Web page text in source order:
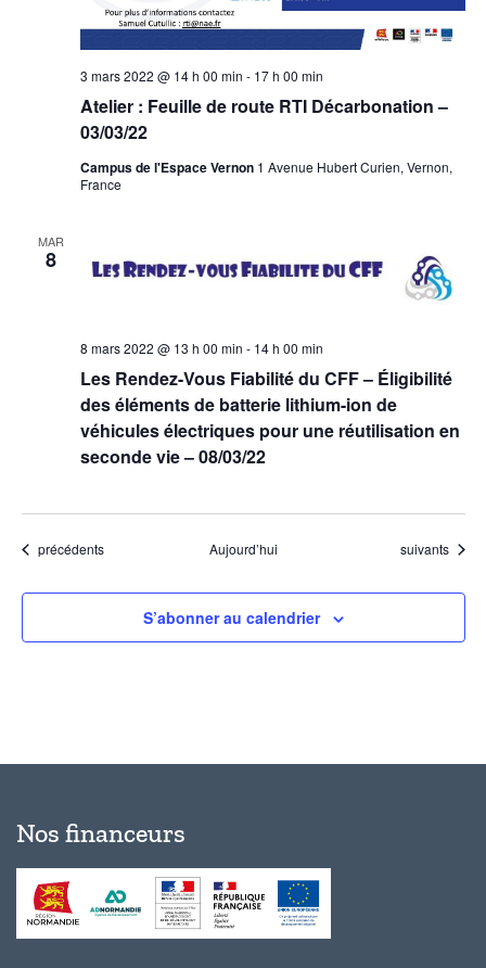
Atelier : Feuille de route RTI Décarbonation –
03/03/22
3 mars 2022 @ 14 h 00 min - 17 h 00 min
Campus de l'Espace Vernon 1 Avenue Hubert Curien, Vernon,
France
MAR
8
Les Rendez-Vous Fiabilité du CFF – Éligibilité
des éléments de batterie lithium-ion de
véhicules électriques pour une réutilisation en
seconde vie – 08/03/22
8 mars 2022 @ 13 h 00 min - 14 h 00 min
Évènements
précédents Aujourd’hui Évènements
suivants
S’abonner au calendrier
Nos financeurs